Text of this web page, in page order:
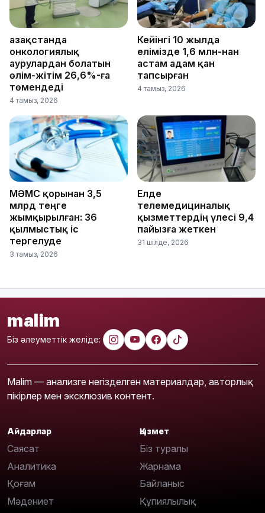
Қазақстанда
онкологиялық
аурулардан болатын
өлім-жітім 26,6%-ға
төмендеді
4 тамыз, 2026
Кейінгі 10 жылда
елімізде 1,6 млн-нан
астам адам қан
тапсырған
4 тамыз, 2026
МӘМС қорынан 3,5
млрд теңге
жымқырылған: 36
қылмыстық іс
тергелуде
3 тамыз, 2026
Елде
телемедициналық
қызметтердің үлесі 9,4
пайызға жеткен
31 шілде, 2026
malim
Біз әлеуметтік желіде:
Malim — анализге негізделген материалдар, авторлық
пікірлер мен эксклюзив контент.
Айдарлар
Саясат
Аналитика
Қоғам
Мәдениет
Қызмет
Біз туралы
Жарнама
Байланыс
Құпиялылық